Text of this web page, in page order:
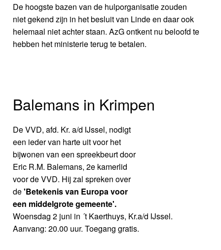
De hoogste bazen van de hulporganisatie zouden
niet gekend zijn in het besluit van Linde en daar ook
helemaal niet achter staan. AzG ontkent nu beloofd te
hebben het ministerie terug te betalen.
Balemans in Krimpen
De VVD, afd. Kr. a/d IJssel, nodigt
een ieder van harte uit voor het
bijwonen van een spreekbeurt door
Eric R.M. Balemans, 2e kamerlid
voor de VVD. Hij zal spreken over
de'Betekenis van Europa voor
een middelgrote gemeente'.
Woensdag 2 juni in ´t Kaerthuys, Kr.a/d IJssel.
Aanvang: 20.00 uur. Toegang gratis.